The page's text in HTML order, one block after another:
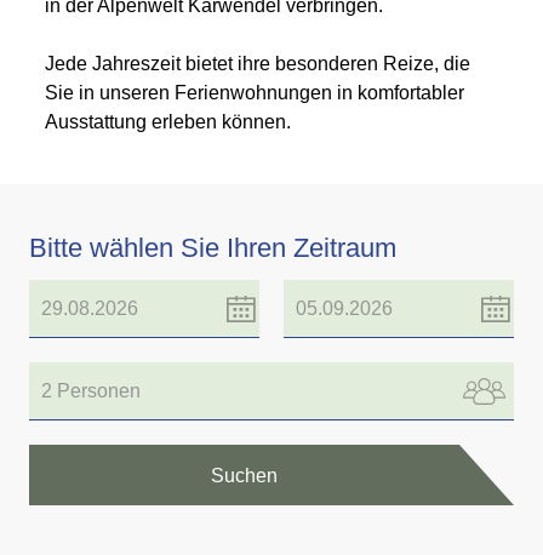
in der Alpenwelt Karwendel verbringen.
Jede Jahreszeit bietet ihre besonderen Reize, die
Sie in unseren Ferienwohnungen in komfortabler
Ausstattung erleben können.
Bitte wählen Sie Ihren Zeitraum
2 Personen
Suchen